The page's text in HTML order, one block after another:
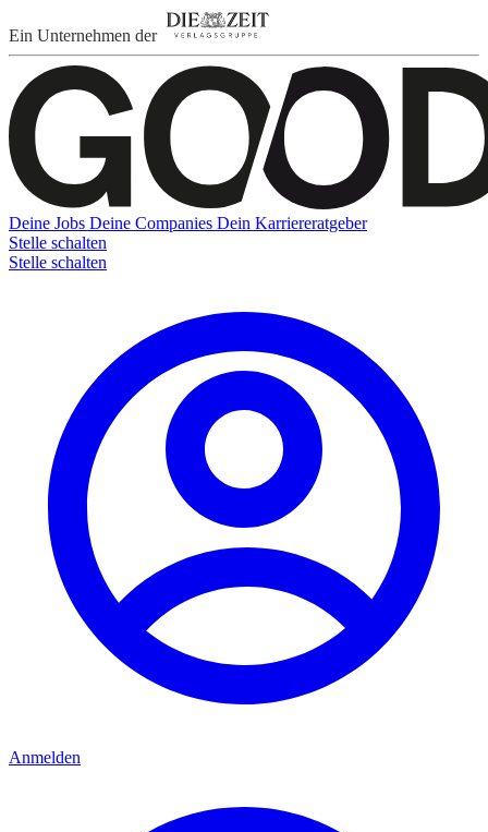
Ein Unternehmen der
Deine Jobs Deine Companies Dein Karriereratgeber
Stelle schalten
Stelle schalten
Anmelden